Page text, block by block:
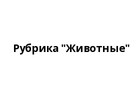
Рубрика "Животные"